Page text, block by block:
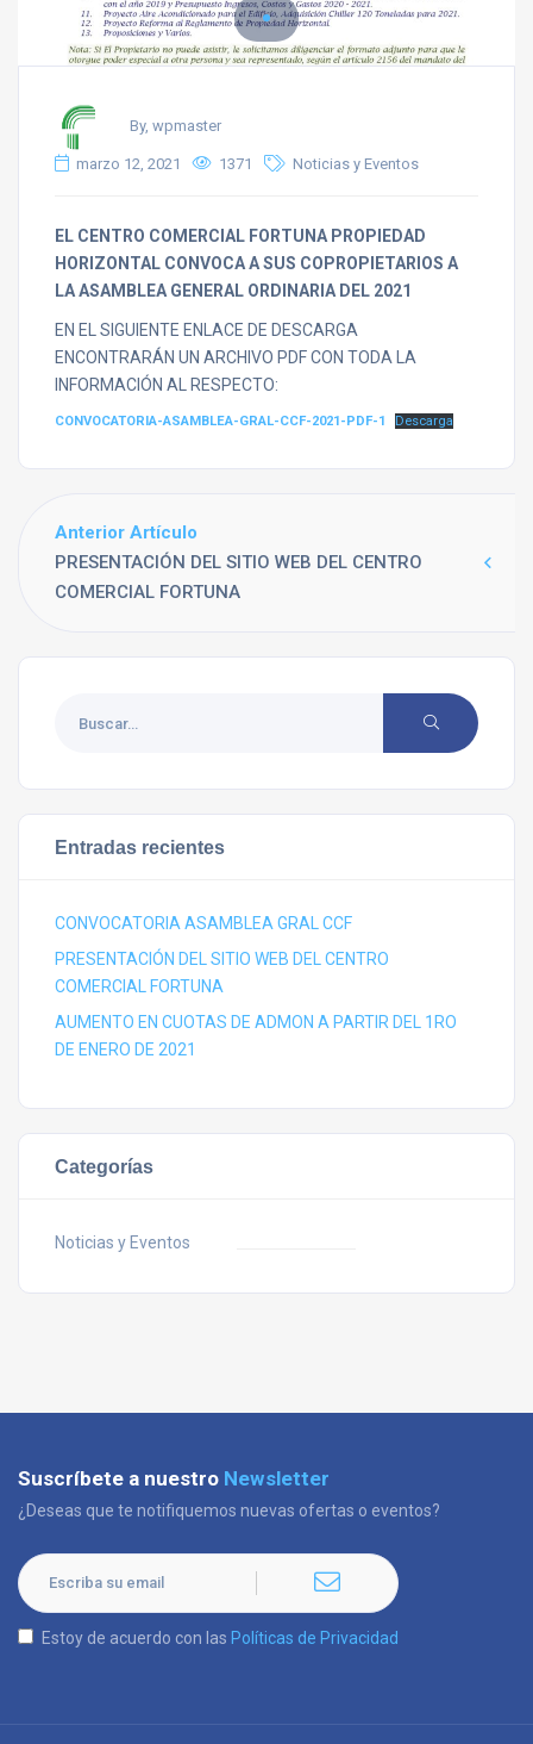
By, wpmaster
marzo 12, 2021 1371 Noticias y Eventos
EL CENTRO COMERCIAL FORTUNA PROPIEDAD
HORIZONTAL CONVOCA A SUS COPROPIETARIOS A
LA ASAMBLEA GENERAL ORDINARIA DEL 2021
EN EL SIGUIENTE ENLACE DE DESCARGA
ENCONTRARÁN UN ARCHIVO PDF CON TODA LA
INFORMACIÓN AL RESPECTO:
CONVOCATORIA-ASAMBLEA-GRAL-CCF-2021-PDF-1 Descarga
Anterior Artículo
PRESENTACIÓN DEL SITIO WEB DEL CENTRO
COMERCIAL FORTUNA
Entradas recientes
CONVOCATORIA ASAMBLEA GRAL CCF
PRESENTACIÓN DEL SITIO WEB DEL CENTRO
COMERCIAL FORTUNA
AUMENTO EN CUOTAS DE ADMON A PARTIR DEL 1RO
DE ENERO DE 2021
Categorías
Noticias y Eventos
Suscríbete a nuestro Newsletter
¿Deseas que te notifiquemos nuevas ofertas o eventos?
Estoy de acuerdo con las Políticas de Privacidad